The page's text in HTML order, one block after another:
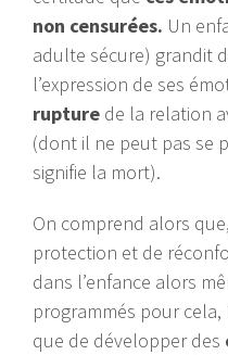
non censurées. Un
adulte sécure) grandit
l’expression de ses
rupture de la relation
(dont il ne peut pas se
signifie la mort).
On comprend alors
protection et de
dans l’enfance alors
programmés pour cela,
que de développer des